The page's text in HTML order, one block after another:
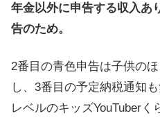
年金以外に申告する収入あ
告のため。
2番目の青色申告は子供の
し、3番目の予定納税通知
レベルのキッズYouTuberく